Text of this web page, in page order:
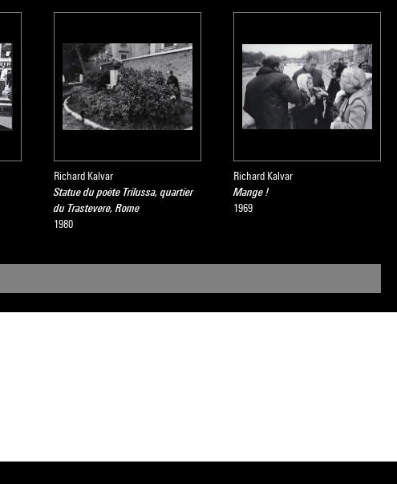
Richard Kalvar
Statue du poète Trilussa, quartier
du Trastevere, Rome
1980
Richard Kalvar
Mange !
1969